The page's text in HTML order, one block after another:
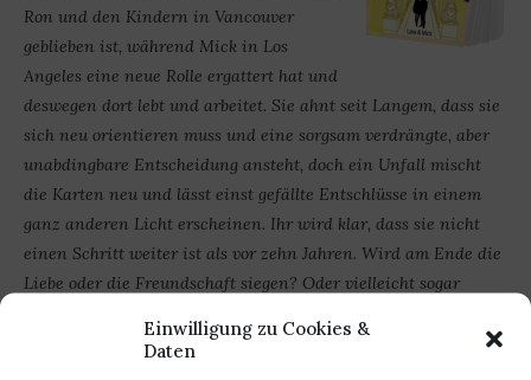
Einwilligung zu Cookies &
Daten
Ron und den Kindern in Vancouver
geblieben ist, während Mick in Los
Angeles eine neue Rolle ergattert hat und
deswegen dort lebt und arbeitet. Sie ahnt seit Langem, dass sie
sich neu orientieren muss und eine sorgsam verdrängte, aber
unabdingbare Entscheidung ansteht, doch ein Unfall mischt
die Karten neu und lässt einst gefällte Entschlüsse in einem
ganz anderen Licht erscheinen. Ihr wird klar, dass sie nicht
einen Schritt weiter ist als vor zehn Jahren. Wird am Ende die
Liebe oder die Freundschaft siegen? Oder vielleicht sogar
Also meine Lieblingsgeschichte ist ja die von Lara & Mick.